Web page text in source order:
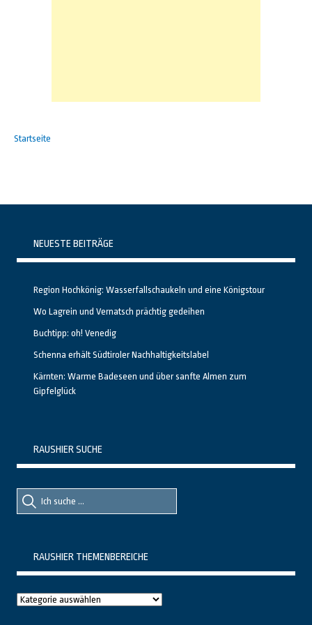
Startseite
NEUESTE BEITRÄGE
Region Hochkönig: Wasserfallschaukeln und eine Königstour
Wo Lagrein und Vernatsch prächtig gedeihen
Buchtipp: oh! Venedig
Schenna erhält Südtiroler Nachhaltigkeitslabel
Kärnten: Warme Badeseen und über sanfte Almen zum
Gipfelglück
RAUSHIER SUCHE
Suche
nach::
Suche
nach:
RAUSHIER THEMENBEREICHE
Raushier